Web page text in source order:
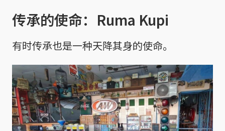
传承的使命：Ruma Kupi
有时传承也是一种天降其身的使命。